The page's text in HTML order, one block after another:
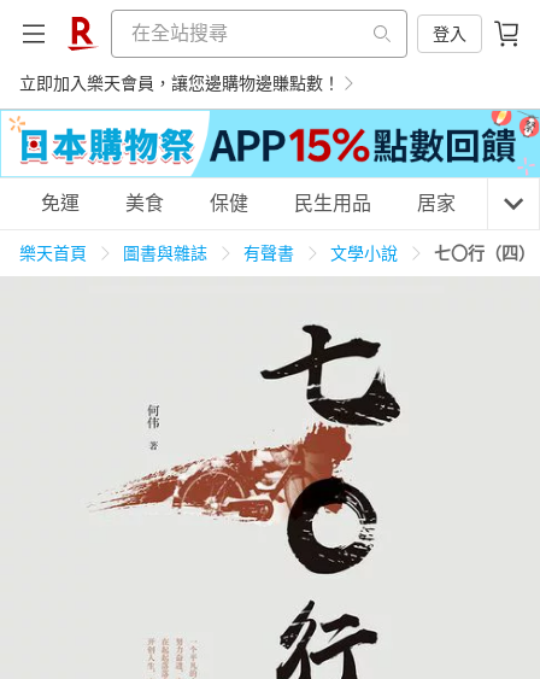
登入
立即加入樂天會員，讓您邊購物邊賺點數！
購物網分類
養生保健
運動休閒
男裝 化妝保養
HOT
免運 美食 保健 民生用品 居家 3C
樂天首頁 圖書與雜誌 有聲書 文學小說 七〇行（四）